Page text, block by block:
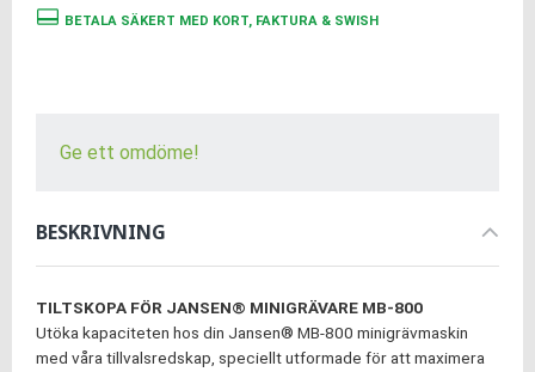
BETALA SÄKERT MED KORT, FAKTURA & SWISH
Ge ett omdöme!
BESKRIVNING
TILTSKOPA FÖR JANSEN® MINIGRÄVARE MB-800
Utöka kapaciteten hos din Jansen® MB-800 minigrävmaskin
med våra tillvalsredskap, speciellt utformade för att maximera